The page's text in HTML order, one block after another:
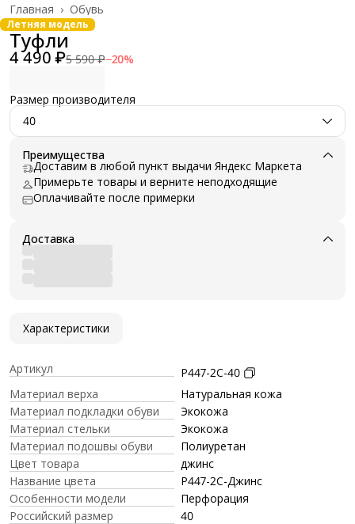
Обувь
Главная ›
Летняя модель
Туфли
4 490 ₽5 590 ₽−20%
Размер производителя
40
Преимущества
Доставим в любой пункт выдачи Яндекс Маркета
Примерьте товары и верните неподходящие
Оплачивайте после примерки
Доставка
Характеристики
Артикул
P447-2C-40
Материал верха
Натуральная кожа
Материал подкладки обуви
Экокожа
Материал стельки
Экокожа
Материал подошвы обуви
Полиуретан
Цвет товара
джинс
Название цвета
P447-2C-Джинс
Особенности модели
Перфорация
Российский размер
40